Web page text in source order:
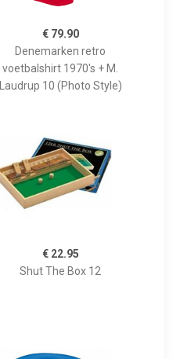
€ 79.90
Denemarken retro
voetbalshirt 1970's + M.
Laudrup 10 (Photo Style)
€ 22.95
Shut The Box 12